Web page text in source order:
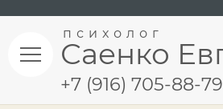
Саенко
психолог
+7 (916) 705-88-79